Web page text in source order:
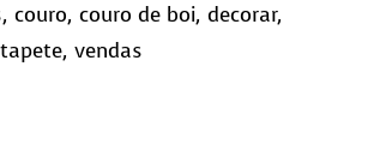
,couro,couro de boi,decorar,
tapete,vendas